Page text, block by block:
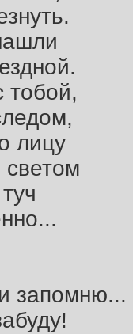
тобой,
лицу
запомню...